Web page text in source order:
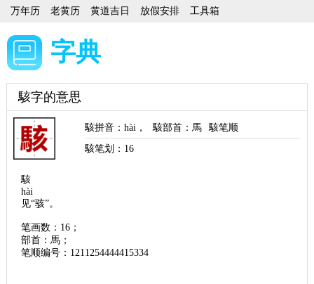
万年历 老黄历 黄道吉日 放假安排 工具箱
字典
駭字的意思
駭拼音 ：hài ， 駭部首 ：馬
駭笔顺
駭笔划： 16
駭
hài
见“骇”。
笔画数：16；
部首：馬；
笔顺编号：1211254444415334